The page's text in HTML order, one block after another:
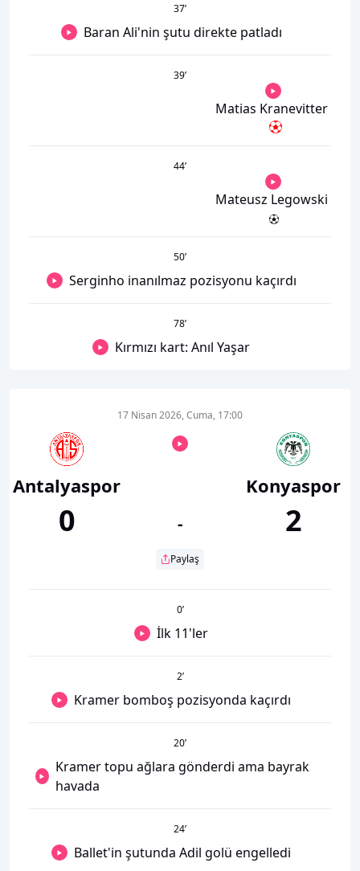
37’
Baran Ali'nin şutu direkte patladı
39’
Matias Kranevitter
44’
Mateusz Legowski
50’
Serginho inanılmaz pozisyonu kaçırdı
78’
Kırmızı kart: Anıl Yaşar
Antalyaspor
0
17 Nisan 2026, Cuma, 17:00
-
Paylaş
Konyaspor
2
0’
İlk 11'ler
2’
Kramer bomboş pozisyonda kaçırdı
20’
Kramer topu ağlara gönderdi ama bayrak
havada
24’
Ballet'in şutunda Adil golü engelledi